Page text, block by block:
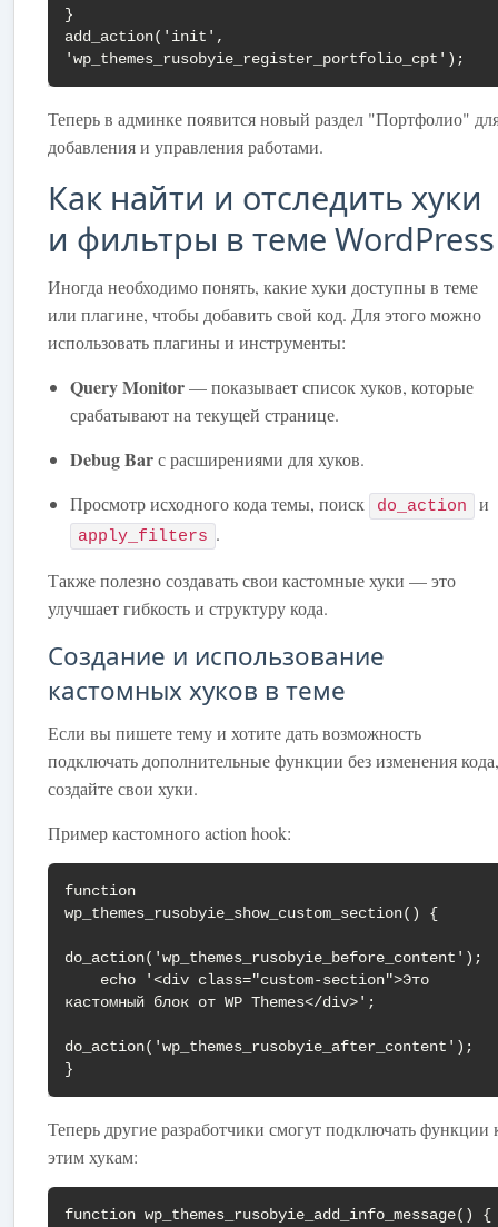
}
add_action('init',
'wp_themes_rusobyie_register_portfolio_cpt');
Теперь в админке появится новый раздел "Портфолио"
добавления и управления работами.
Как найти и отследить хуки
и фильтры в теме WordPress
Иногда необходимо понять, какие хуки доступны в теме
или плагине, чтобы добавить свой код. Для этого можно
использовать плагины и инструменты:
Query Monitor— показывает список хуков, которые
срабатывают на текущей странице.
Debug Barс расширениями для хуков.
Просмотр исходного кода темы, поиск
do_action и
apply_filters .
Также полезно создавать свои кастомные хуки — это
улучшает гибкость и структуру кода.
Создание и использование
кастомных хуков в теме
Если вы пишете тему и хотите дать возможность
подключать дополнительные функции без изменения кода,
создайте свои хуки.
Пример кастомного action hook:
function
wp_themes_rusobyie_show_custom_section() {
do_action('wp_themes_rusobyie_before_content');
кастомный блок от WP Themes</div>';
do_action('wp_themes_rusobyie_after_content');
}
Теперь другие разработчики смогут подключать функции
этим хукам:
function wp_themes_rusobyie_add_info_message() {